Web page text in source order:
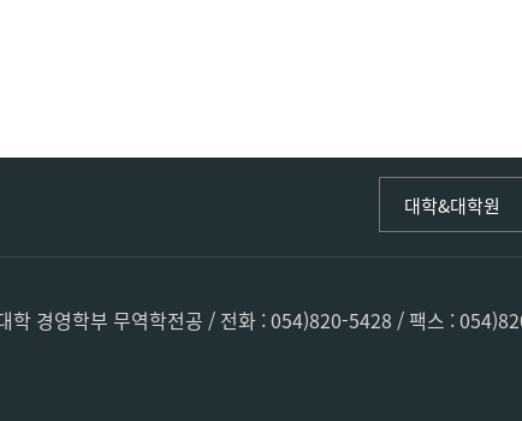
대학&대학원
인문사회·IT대학
인문·문화학부
한자문화콘텐츠
학 경영학부 무역학전공 / 전화 : 054)820-5428 / 팩스 :